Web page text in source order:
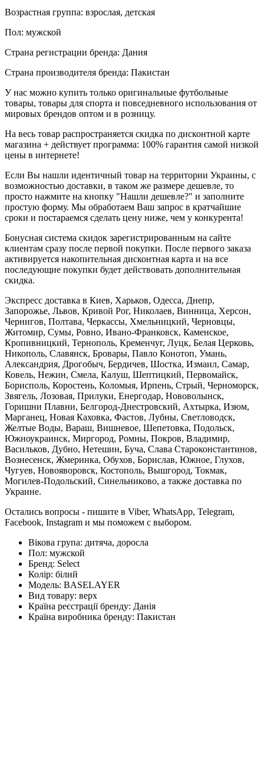
Возрастная группа: взрослая, детская
Пол: мужской
Страна регистрации бренда: Дания
Страна производителя бренда: Пакистан
У нас можно купить только оригинальные футбольные
товары, товары для спорта и повседневного использования от
мировых брендов оптом и в розницу.
На весь товар распространяется скидка по дисконтной карте
магазина + действует программа: 100% гарантия самой низкой
цены в интернете!
Если Вы нашли идентичный товар на территории Украины, с
возможностью доставки, в таком же размере дешевле, то
просто нажмите на кнопку "Нашли дешевле?" и заполните
простую форму. Мы обработаем Ваш запрос в кратчайшие
сроки и постараемся сделать цену ниже, чем у конкурента!
Бонусная система скидок зарегистрированным на сайте
клиентам сразу после первой покупки. После первого заказа
активируется накопительная дисконтная карта и на все
последующие покупки будет действовать дополнительная
скидка.
Экспресс доставка в Киев, Харьков, Одесса, Днепр,
Запорожье, Львов, Кривой Рог, Николаев, Винница, Херсон,
Чернигов, Полтава, Черкассы, Хмельницкий, Черновцы,
Житомир, Сумы, Ровно, Ивано-Франковск, Каменское,
Кропивницкий, Тернополь, Кременчуг, Луцк, Белая Церковь,
Никополь, Славянск, Бровары, Павло Конотоп, Умань,
Александрия, Дрогобыч, Бердичев, Шостка, Измаил, Самар,
Ковель, Нежин, Смела, Калуш, Шептицкий, Первомайск,
Борисполь, Коростень, Коломыя, Ирпень, Стрый, Черноморск,
Звягель, Лозовая, Прилуки, Енергодар, Нововолынск,
Горишни Плавни, Белгород-Днестровский, Ахтырка, Изюм,
Марганец, Новая Каховка, Фастов, Лубны, Светловодск,
Желтые Воды, Вараш, Вишневое, Шепетовка, Подольск,
Южноукраинск, Миргород, Ромны, Покров, Владимир,
Васильков, Дубно, Нетешин, Буча, Слава Староконстантинов,
Вознесенск, Жмеринка, Обухов, Борислав, Южное, Глухов,
Чугуев, Новояворовск, Костополь, Вышгород, Токмак,
Могилев-Подольский, Синельниково, а также доставка по
Украине.
Остались вопросы - пишите в Viber, WhatsApp, Telegram,
Facebook, Instagram и мы поможем с выбором.
Вікова група: дитяча, доросла
Пол: мужской
Бренд: Select
Колір: білий
Модель: BASELAYER
Вид товару: верх
Країна реєстрації бренду: Данія
Країна виробника бренду: Пакистан